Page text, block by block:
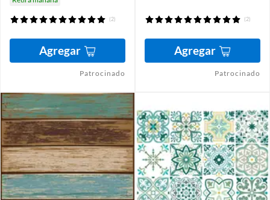
(2)
Agregar
Patrocinado
(2)
Agregar
Patrocinado